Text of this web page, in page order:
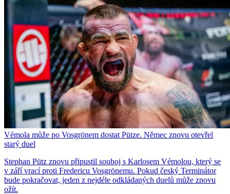
Vémola může po Vosgrönem dostat Pütze. Němec znovu otevřel
starý duel
Stephan Pütz znovu připustil souboj s Karlosem Vémolou, který se
v září vrací proti Fredericu Vosgrönemu. Pokud český Terminátor
bude pokračovat, jeden z nejdéle odkládaných duelů může znovu
ožít.